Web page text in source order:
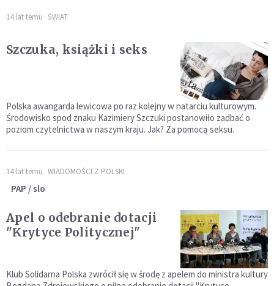
14 lat temu ŚWIAT
Szczuka, książki i seks
Polska awangarda lewicowa po raz kolejny w natarciu kulturowym.
Środowisko spod znaku Kazimiery Szczuki postanowiło zadbać o
poziom czytelnictwa w naszym kraju. Jak? Za pomocą seksu.
14 lat temu WIADOMOŚCI Z POLSKI
PAP / slo
Apel o odebranie dotacji
"Krytyce Politycznej"
Klub Solidarna Polska zwrócił się w środę z apelem do ministra kultury